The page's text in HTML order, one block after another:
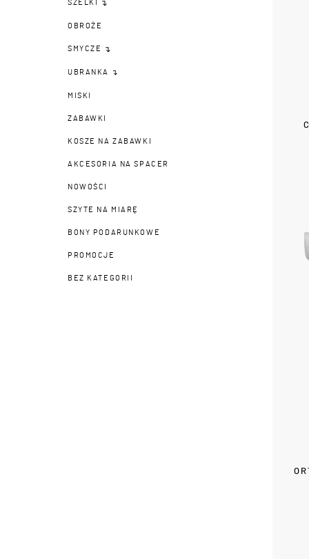
SZELKI
OBROŻE
SMYCZE
UBRANKA
MISKI
ZABAWKI
KOSZE NA ZABAWKI
AKCESORIA NA SPACER
NOWOŚCI
SZYTE NA MIARĘ
BONY PODARUNKOWE
PROMOCJE
BEZ KATEGORII